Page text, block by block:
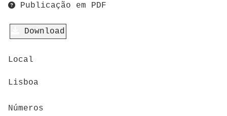
Publicação em PDF
Download
Local
Lisboa
Números